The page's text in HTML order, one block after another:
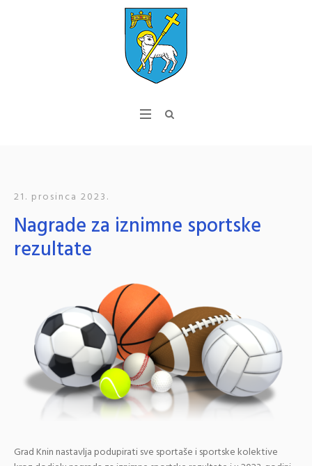
21. prosinca 2023.
Nagrade za iznimne sportske
rezultate
Grad Knin nastavlja podupirati sve sportaše i sportske kolektive